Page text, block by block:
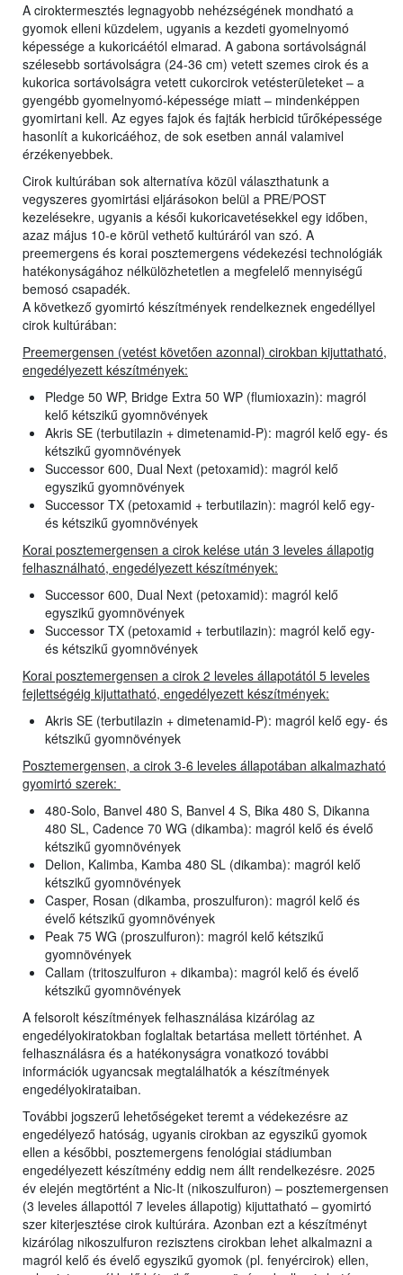
A ciroktermesztés legnagyobb nehézségének mondható a
gyomok elleni küzdelem, ugyanis a kezdeti gyomelnyomó
képessége a kukoricáétól elmarad. A gabona sortávolságnál
szélesebb sortávolságra (24-36 cm) vetett szemes cirok és a
kukorica sortávolságra vetett cukorcirok vetésterületeket – a
gyengébb gyomelnyomó-képessége miatt – mindenképpen
gyomirtani kell. Az egyes fajok és fajták herbicid tűrőképessége
hasonlít a kukoricáéhoz, de sok esetben annál valamivel
érzékenyebbek.
Cirok kultúrában sok alternatíva közül választhatunk a
vegyszeres gyomirtási eljárásokon belül a PRE/POST
kezelésekre, ugyanis a késői kukoricavetésekkel egy időben,
azaz május 10-e körül vethető kultúráról van szó. A
preemergens és korai posztemergens védekezési technológiák
hatékonyságához nélkülözhetetlen a megfelelő mennyiségű
bemosó csapadék.
A következő gyomirtó készítmények rendelkeznek engedéllyel
cirok kultúrában:
Preemergensen (vetést követően azonnal) cirokban kijuttatható,
engedélyezett készítmények:
Pledge 50 WP, Bridge Extra 50 WP (flumioxazin): magról
kelő kétszikű gyomnövények
Akris SE (terbutilazin + dimetenamid-P): magról kelő egy- és
kétszikű gyomnövények
Successor 600, Dual Next (petoxamid): magról kelő
egyszikű gyomnövények
Successor TX (petoxamid + terbutilazin): magról kelő egy-
és kétszikű gyomnövények
Korai posztemergensen a cirok kelése után 3 leveles állapotig
felhasználható, engedélyezett készítmények:
Successor 600, Dual Next (petoxamid): magról kelő
egyszikű gyomnövények
Successor TX (petoxamid + terbutilazin): magról kelő egy-
és kétszikű gyomnövények
Korai posztemergensen a cirok 2 leveles állapotától 5 leveles
fejlettségéig kijuttatható, engedélyezett készítmények:
Akris SE (terbutilazin + dimetenamid-P): magról kelő egy- és
kétszikű gyomnövények
Posztemergensen, a cirok 3-6 leveles állapotában alkalmazható
gyomirtó szerek:
480-Solo, Banvel 480 S, Banvel 4 S, Bika 480 S, Dikanna
480 SL, Cadence 70 WG (dikamba): magról kelő és évelő
kétszikű gyomnövények
Delion, Kalimba, Kamba 480 SL (dikamba): magról kelő
kétszikű gyomnövények
Casper, Rosan (dikamba, proszulfuron): magról kelő és
évelő kétszikű gyomnövények
Peak 75 WG (proszulfuron): magról kelő kétszikű
gyomnövények
Callam (tritoszulfuron + dikamba): magról kelő és évelő
kétszikű gyomnövények
A felsorolt készítmények felhasználása kizárólag az
engedélyokiratokban foglaltak betartása mellett történhet. A
felhasználásra és a hatékonyságra vonatkozó további
információk ugyancsak megtalálhatók a készítmények
engedélyokirataiban.
További jogszerű lehetőségeket teremt a védekezésre az
engedélyező hatóság, ugyanis cirokban az egyszikű gyomok
ellen a későbbi, posztemergens fenológiai stádiumban
engedélyezett készítmény eddig nem állt rendelkezésre. 2025
év elején megtörtént a Nic-It (nikoszulfuron) – posztemergensen
(3 leveles állapottól 7 leveles állapotig) kijuttatható – gyomirtó
szer kiterjesztése cirok kultúrára. Azonban ezt a készítményt
kizárólag nikoszulfuron rezisztens cirokban lehet alkalmazni a
magról kelő és évelő egyszikű gyomok (pl. fenyércirok) ellen,